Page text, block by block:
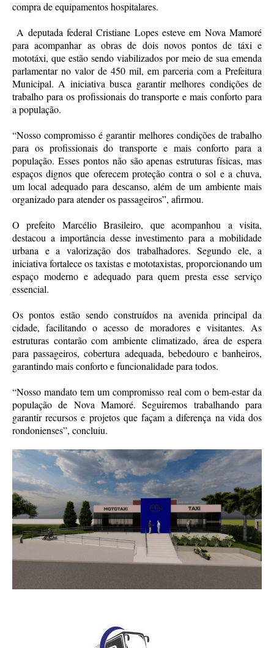
compra de equipamentos hospitalares.
A deputada federal Cristiane Lopes esteve em Nova Mamoré
para acompanhar as obras de dois novos pontos de táxi e
mototáxi, que estão sendo viabilizados por meio de sua emenda
parlamentar no valor de 450 mil, em parceria com a Prefeitura
Municipal. A iniciativa busca garantir melhores condições de
trabalho para os profissionais do transporte e mais conforto para
a população.
“Nosso compromisso é garantir melhores condições de trabalho
para os profissionais do transporte e mais conforto para a
população. Esses pontos não são apenas estruturas físicas, mas
espaços dignos que oferecem proteção contra o sol e a chuva,
um local adequado para descanso, além de um ambiente mais
organizado para atender os passageiros”, afirmou.
O prefeito Marcélio Brasileiro, que acompanhou a visita,
destacou a importância desse investimento para a mobilidade
urbana e a valorização dos trabalhadores. Segundo ele, a
iniciativa fortalece os taxistas e mototaxistas, proporcionando um
espaço moderno e adequado para quem presta esse serviço
essencial.
Os pontos estão sendo construídos na avenida principal da
cidade, facilitando o acesso de moradores e visitantes. As
estruturas contarão com ambiente climatizado, área de espera
para passageiros, cobertura adequada, bebedouro e banheiros,
garantindo mais conforto e funcionalidade para todos.
“Nosso mandato tem um compromisso real com o bem-estar da
população de Nova Mamoré. Seguiremos trabalhando para
garantir recursos e projetos que façam a diferença na vida dos
rondonienses”, concluiu.